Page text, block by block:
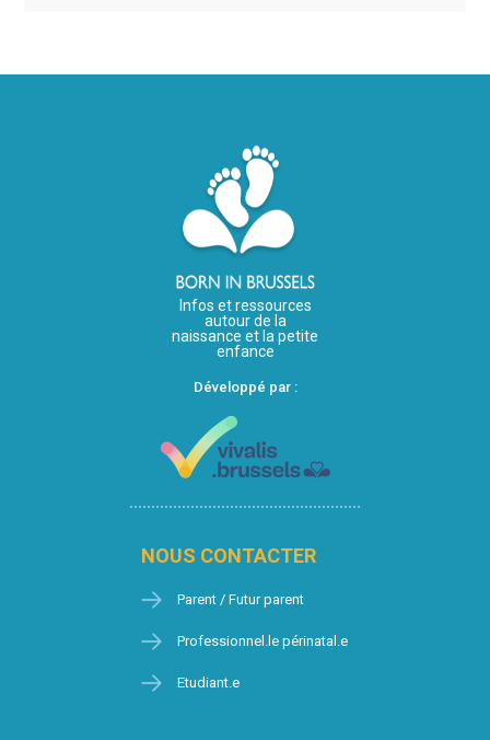
Infos et ressources
autour de la
naissance et la petite
enfance
Développé par :
NOUS CONTACTER
Parent / Futur parent
Professionnel.le périnatal.e
Etudiant.e